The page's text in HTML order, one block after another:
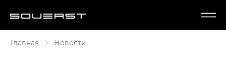
Главная Новости